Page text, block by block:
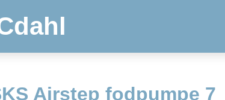
Airstep fodpumpe 7